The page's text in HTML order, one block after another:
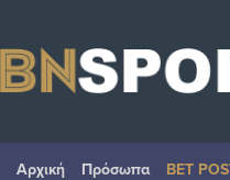
Αρχική Πρόσωπα BET